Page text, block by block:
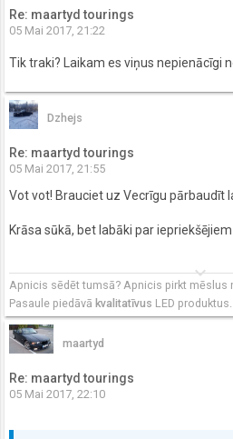
Re: maartyd tourings
05 Mai 2017, 21:22
Tik traki? Laikam es viņus nepienācīgi
Dzhejs
Re: maartyd tourings
05 Mai 2017, 21:55
Vot vot! Brauciet uz Vecrīgu pārbaudīt
Krāsa sūkā, bet labāki par
keyboard_arrow_down
Apnicis sēdēt tumsā? Apnicis pirkt mēslus
Pasaule piedāvā kvalitatīvus LED produktus.
maartyd
Re: maartyd tourings
05 Mai 2017, 22:10